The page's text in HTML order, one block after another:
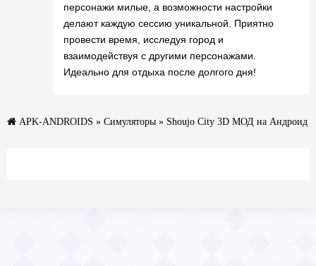
персонажи милые, а возможности настройки
делают каждую сессию уникальной. Приятно
провести время, исследуя город и
взаимодействуя с другими персонажами.
Идеально для отдыха после долгого дня!
APK-ANDROIDS » Симуляторы » Shoujo City 3D МОД на Андроид